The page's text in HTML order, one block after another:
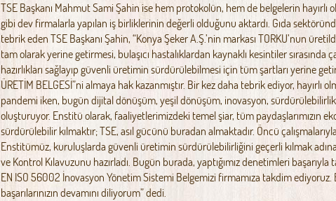
TSE Başkanı Mahmut Sami Şahin ise hem protokolün, hem de belgelerin hayırlı
gibi dev firmalarla yapılan iş birliklerinin değerli olduğunu aktardı. Gıda
tebrik eden TSE Başkanı Şahin, “Konya Şeker A.Ş.’nin markası TORKU’nun
tam olarak yerine getirmesi, bulaşıcı hastalıklardan kaynaklı kesintiler
hazırlıkları sağlayıp güvenli üretimin sürdürülebilmesi için tüm şartları yerine
ÜRETİM BELGESİ”ni almaya hak kazanmıştır. Bir kez daha tebrik ediyor, hayırlı
pandemi iken, bugün dijital dönüşüm, yeşil dönüşüm, inovasyon,
oluşturuyor. Enstitü olarak, faaliyetlerimizdeki temel şiar, tüm paydaşlarımızın
sürdürülebilir kılmaktır; TSE, asıl gücünü buradan almaktadır. Öncü
Enstitümüz, kuruluşlarda güvenli üretimin sürdürülebilirliğini geçerli kılmak
ve Kontrol Kılavuzunu hazırladı. Bugün burada, yaptığımız denetimleri
EN ISO 56002 İnovasyon Yönetim Sistemi Belgemizi firmamıza takdim ediyoruz.
başarılarınızın devamını diliyorum” dedi.